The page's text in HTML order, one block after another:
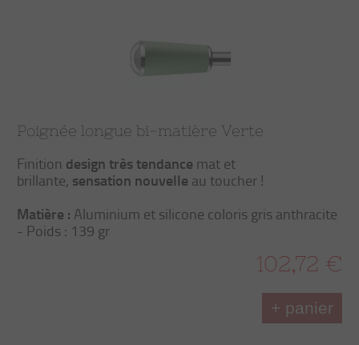
Poignée longue bi-matière Verte
Finition design très tendance mat et
brillante, sensation nouvelle au toucher !
Matière : Aluminium et silicone coloris gris anthracite
- Poids : 139 gr
102,72 €
+ panier